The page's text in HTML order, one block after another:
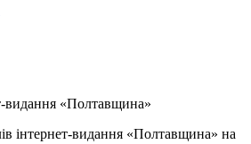
видання «Полтавщина»
інтернет-видання «Полтавщина» на